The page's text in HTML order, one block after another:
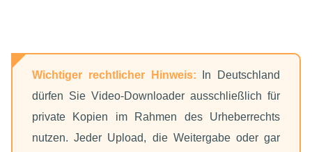
Wichtiger rechtlicher Hinweis: In Deutschland
dürfen Sie Video-Downloader ausschließlich für
private Kopien im Rahmen des Urheberrechts
nutzen. Jeder Upload, die Weitergabe oder gar